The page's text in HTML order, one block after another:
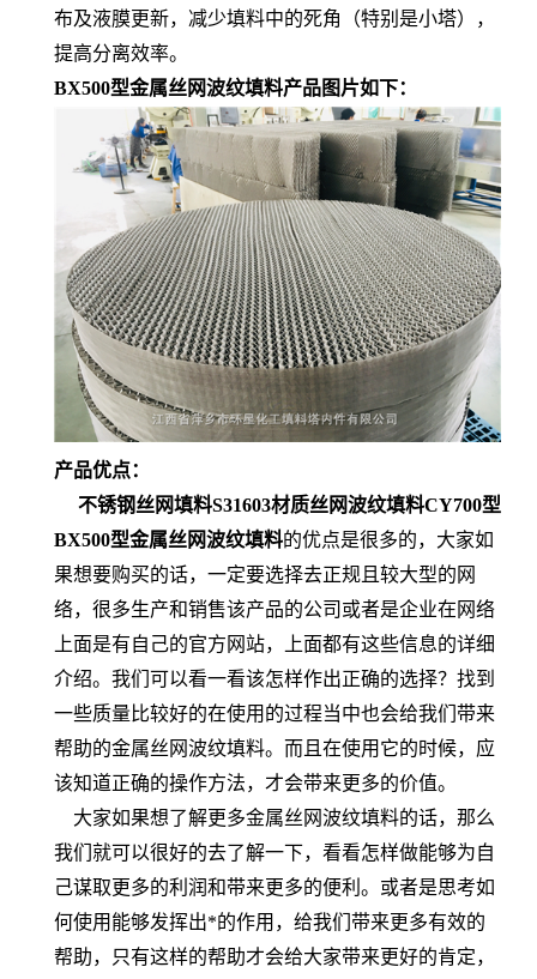
布及液膜更新，减少填料中的死角（特别是小塔），
提高分离效率。
BX500型金属丝网波纹填料产品图片如下：
产品优点：
不锈钢丝网填料S31603材质丝网波纹填料CY700型
BX500型金属丝网波纹填料的优点是很多的，大家如
果想要购买的话，一定要选择去正规且较大型的网
络，很多生产和销售该产品的公司或者是企业在网络
上面是有自己的官方网站，上面都有这些信息的详细
介绍。我们可以看一看该怎样作出正确的选择？找到
一些质量比较好的在使用的过程当中也会给我们带来
帮助的金属丝网波纹填料。而且在使用它的时候，应
该知道正确的操作方法，才会带来更多的价值。
大家如果想了解更多金属丝网波纹填料的话，那么
我们就可以很好的去了解一下，看看怎样做能够为自
己谋取更多的利润和带来更多的便利。或者是思考如
何使用能够发挥出*的作用，给我们带来更多有效的
帮助，只有这样的帮助才会给大家带来更好的肯定，